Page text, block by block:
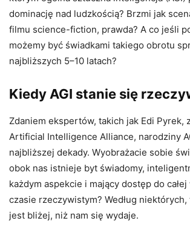
dominację nad ludzkością? Brzmi jak
filmu science-fiction, prawda? A co jeśli
możemy być świadkami takiego obrotu
najbliższych 5–10 latach?
Kiedy AGI stanie się
Zdaniem ekspertów, takich jak Edi Pyrek,
Artificial Intelligence Alliance, narodziny
najbliższej dekady. Wyobrażacie sobie
obok nas istnieje byt świadomy,
każdym aspekcie i mający dostęp do
czasie rzeczywistym? Według niektórych,
jest bliżej, niż nam się wydaje.